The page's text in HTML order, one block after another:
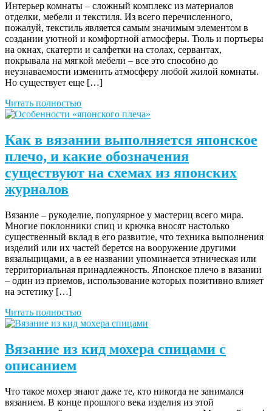
Интерьер комнаты – сложный комплекс из материалов
отделки, мебели и текстиля. Из всего перечисленного,
пожалуй, текстиль является самым значимым элементом в
создании уютной и комфортной атмосферы. Тюль и портьеры
на окнах, скатерти и салфетки на столах, сервантах,
покрывала на мягкой мебели – все это способно до
неузнаваемости изменить атмосферу любой жилой комнаты.
Но существует еще […]
Читать полностью
Как в вязании выполняется японское
плечо, и какие обозначения
существуют на схемах из японских
журналов
Вязание – рукоделие, популярное у мастериц всего мира.
Многие поклонники спиц и крючка вносят настолько
существенный вклад в его развитие, что техника выполнения
изделий или их частей берется на вооружение другими
вязальщицами, а в ее названии упоминается этническая или
территориальная принадлежность. Японское плечо в вязании
– один из приемов, использование которых позитивно влияет
на эстетику […]
Читать полностью
Вязание из кид мохера спицами с
описанием
Что такое мохер знают даже те, кто никогда не занимался
вязанием. В конце прошлого века изделия из этой